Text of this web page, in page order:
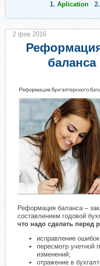
1. Aplication 2.
Реформация
баланса
Реформация баланса –
составлением годовой
что надо сделать перед
исправление
пересмотр учетной
изменений;
отражение в
2 фев 2016